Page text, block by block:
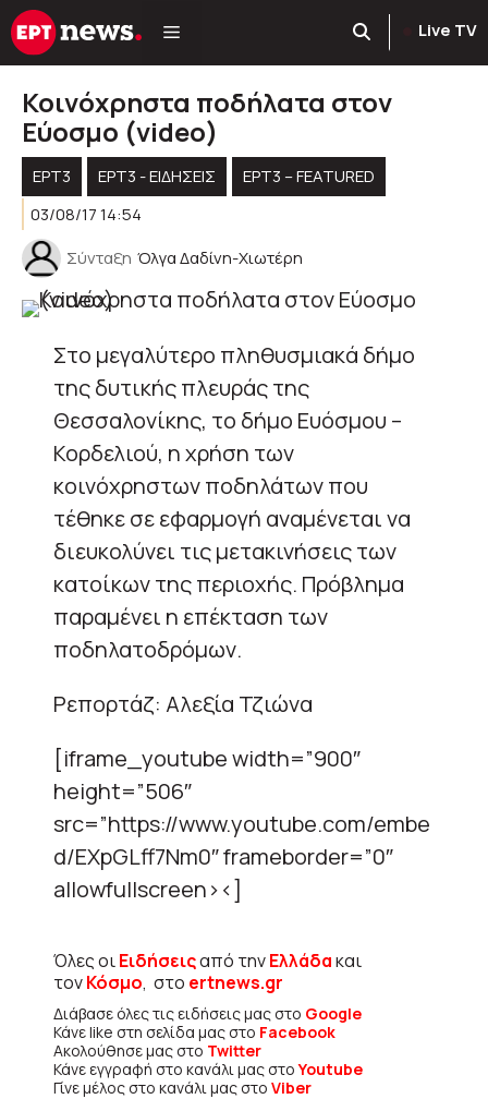
Μετάβαση
σε
Live TV
Κοινόχρηστα ποδήλατα στον
Εύοσμο (video)
ΕΡΤ3 ΕΡΤ3 - ΕΙΔΉΣΕΙΣ
ΕΡΤ3 – FEATURED
03/08/17 14:54
Σύνταξη Όλγα Δαδίνη-Χιωτέρη
Στο μεγαλύτερο πληθυσμιακά δήμο
της δυτικής πλευράς της
Θεσσαλονίκης, το δήμο Ευόσμου –
Κορδελιού, η χρήση των
κοινόχρηστων ποδηλάτων που
τέθηκε σε εφαρμογή αναμένεται να
διευκολύνει τις μετακινήσεις των
κατοίκων της περιοχής. Πρόβλημα
παραμένει η επέκταση των
ποδηλατοδρόμων.
Ρεπορτάζ: Αλεξία Τζιώνα
[iframe_youtube width=”900″
height=”506″
src=”https://www.youtube.com/embe
d/EXpGLff7Nm0″ frameborder=”0″
allowfullscreen><]
Όλες οιΕιδήσειςαπό τηνΕλλάδακαι
τονΚόσμο, στο ertnews.gr
Διάβασε όλες τις ειδήσεις μας στο Google
Κάνε like στη σελίδα μας στο Facebook
Ακολούθησε μας στο Twitter
Κάνε εγγραφή στο κανάλι μας στοYoutube
Γίνε μέλος στο κανάλι μας στο Viber